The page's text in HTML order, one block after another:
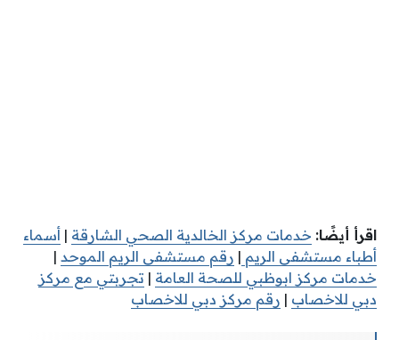
اقرأ أيضًا: خدمات مركز الخالدية الصحي الشارقة | أسماء
أطباء مستشفى الريم | رقم مستشفى الريم الموحد |
خدمات مركز ابوظبي للصحة العامة | تجربتي مع مركز
دبي للاخصاب | رقم مركز دبي للاخصاب